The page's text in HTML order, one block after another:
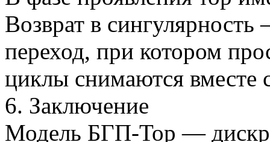
Возврат в
переход, при котором
циклы снимаются вместе
6. Заключение
Модель БГП-Тор —